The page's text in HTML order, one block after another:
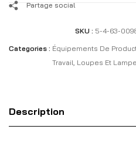
Partage social
SKU : 5-4-63-
Categories : Équipements De
Travail, Loupes Et
Description